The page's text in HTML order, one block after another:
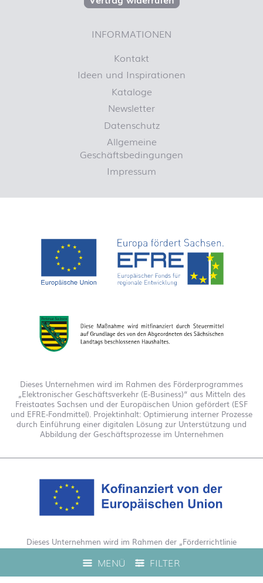
MENÜ FILTER
INFORMATIONEN
Kontakt
Ideen und Inspirationen
Kataloge
Newsletter
Datenschutz
Allgemeine
Geschäftsbedingungen
Impressum
Dieses Unternehmen wird im Rahmen des Förderprogrammes
„Elektronischer Geschäftsverkehr (E-Business)“ aus Mitteln des
Freistaates Sachsen und der Europäischen Union gefördert (ESF
und EFRE-Fondmittel). Projektinhalt: Optimierung interner Prozesse
durch Einführung einer digitalen Lösung zur Unterstützung und
Abbildung der Geschäftsprozesse im Unternehmen
Dieses Unternehmen wird im Rahmen der „Förderrichtlinie
Digitalisierung Zuschuss EFRE 2021 bis 2027“ gefördert. Hierdurch
wurde eine Live-Produktberatung auf unserem Webshop